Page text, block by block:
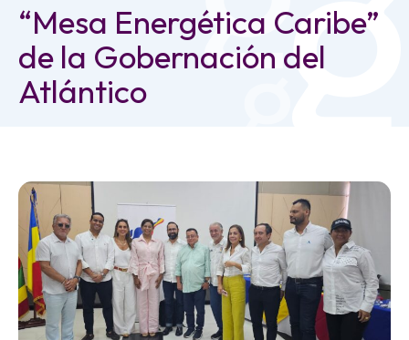
“Mesa Energética Caribe”
de la Gobernación del
Atlántico